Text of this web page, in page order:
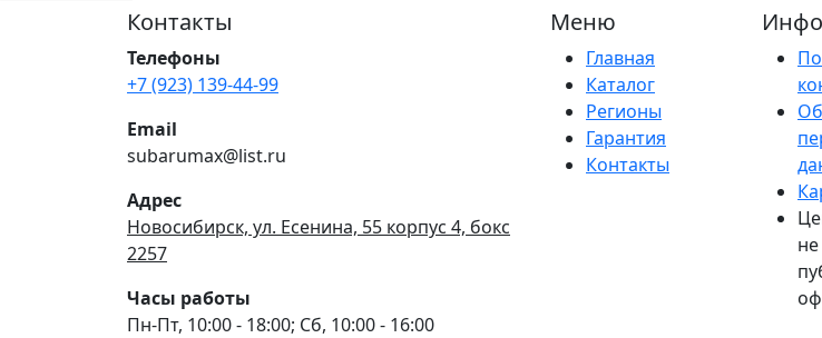
Контакты
Телефоны
+7 (923) 139-44-99
Email
subarumax@list.ru
Адрес
Новосибирск, ул. Есенина, 55 корпус 4, бокс
2257
Часы работы
Пн-Пт, 10:00 - 18:00; Сб, 10:00 - 16:00
Меню
Главная
Каталог
Регионы
Гарантия
Контакты